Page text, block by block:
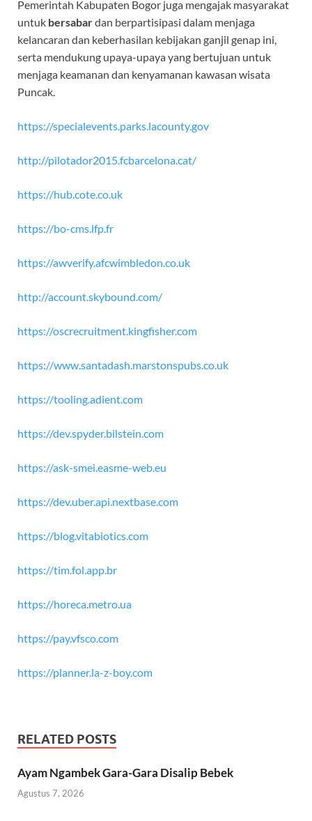
Pemerintah Kabupaten Bogor juga mengajak masyarakat
untuk bersabardan berpartisipasi dalam menjaga
kelancaran dan keberhasilan kebijakan ganjil genap ini,
serta mendukung upaya-upaya yang bertujuan untuk
menjaga keamanan dan kenyamanan kawasan wisata
Puncak.
https://specialevents.parks.lacounty.gov
http://pilotador2015.fcbarcelona.cat/
https://hub.cote.co.uk
https://bo-cms.lfp.fr
https://awverify.afcwimbledon.co.uk
http://account.skybound.com/
https://oscrecruitment.kingfisher.com
https://www.santadash.marstonspubs.co.uk
https://tooling.adient.com
https://dev.spyder.bilstein.com
https://ask-smei.easme-web.eu
https://dev.uber.api.nextbase.com
https://blog.vitabiotics.com
https://tim.fol.app.br
https://horeca.metro.ua
https://pay.vfsco.com
https://planner.la-z-boy.com
RELATED POSTS
Ayam Ngambek Gara-Gara Disalip Bebek
Agustus 7, 2026